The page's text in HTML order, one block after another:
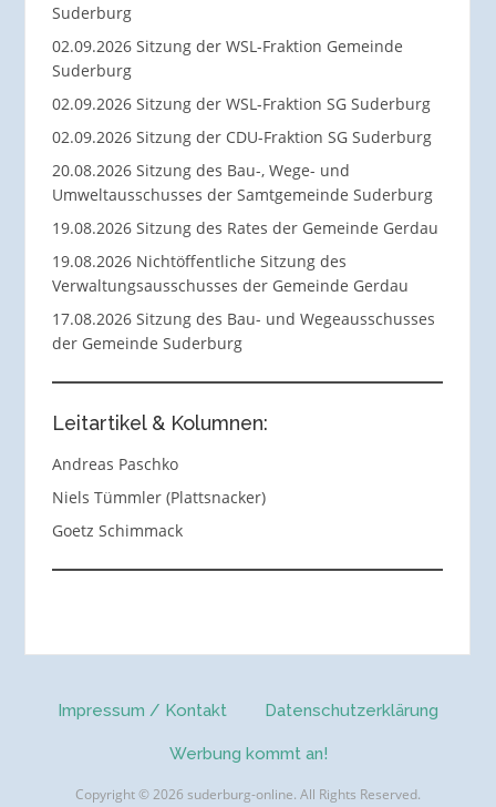
Suderburg
02.09.2026 Sitzung der WSL-Fraktion Gemeinde
Suderburg
02.09.2026 Sitzung der WSL-Fraktion SG Suderburg
02.09.2026 Sitzung der CDU-Fraktion SG Suderburg
20.08.2026 Sitzung des Bau-, Wege- und
Umweltausschusses der Samtgemeinde Suderburg
19.08.2026 Sitzung des Rates der Gemeinde Gerdau
19.08.2026 Nichtöffentliche Sitzung des
Verwaltungsausschusses der Gemeinde Gerdau
17.08.2026 Sitzung des Bau- und Wegeausschusses
der Gemeinde Suderburg
Leitartikel & Kolumnen:
Andreas Paschko
Niels Tümmler (Plattsnacker)
Goetz Schimmack
Impressum / Kontakt Datenschutzerklärung
Werbung kommt an!
Copyright © 2026 suderburg-online. All Rights Reserved.